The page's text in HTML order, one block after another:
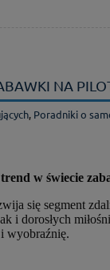
NA
, Poradniki o
w świecie
się segment
i dorosłych
wyobraźnię.